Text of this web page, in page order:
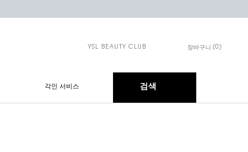
YSL BEAUTY CLUB 장바구니 0
각인 서비스 검색